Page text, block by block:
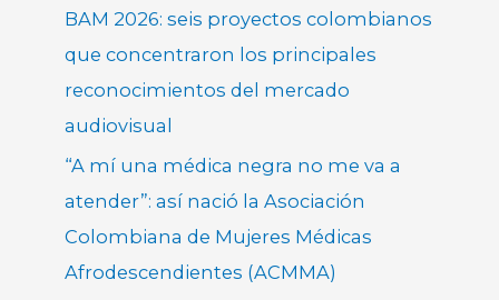
BAM 2026: seis proyectos colombianos
que concentraron los principales
reconocimientos del mercado
audiovisual
“A mí una médica negra no me va a
atender”: así nació la Asociación
Colombiana de Mujeres Médicas
Afrodescendientes (ACMMA)